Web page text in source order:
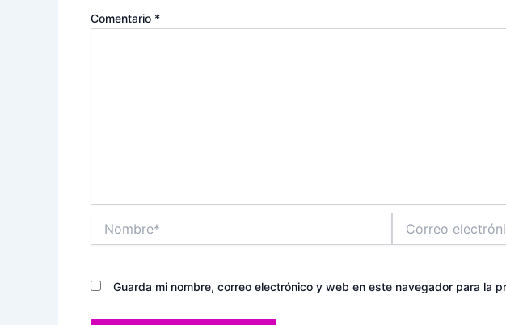
Comentario *
electrónico*
Guarda mi nombre, correo electrónico y web en este navegador para la